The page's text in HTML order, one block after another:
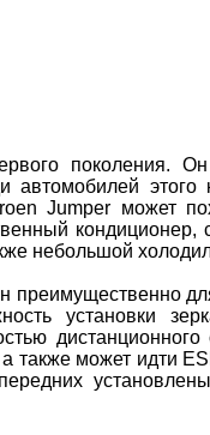
поколения.
автомобилей
Jumper может
небольшой
преимущественно
установки
также может идти